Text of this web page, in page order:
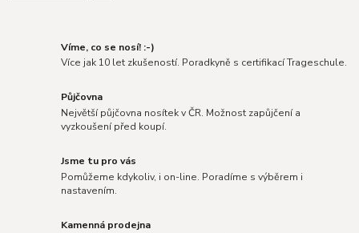
Víme, co se nosí! :-)
Více jak 10 let zkušeností. Poradkyně s certifikací Trageschule.
Půjčovna
Největší půjčovna nosítek v ČR. Možnost zapůjčení a
vyzkoušení před koupí.
Jsme tu pro vás
Pomůžeme kdykoliv, i on-line. Poradíme s výběrem i
nastavením.
Kamenná prodejna